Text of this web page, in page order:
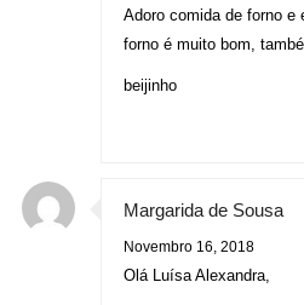
Adoro comida de forno e
forno é muito bom,
beijinho
Margarida de Sousa
Novembro 16, 2018
Olá Luísa Alexandra,